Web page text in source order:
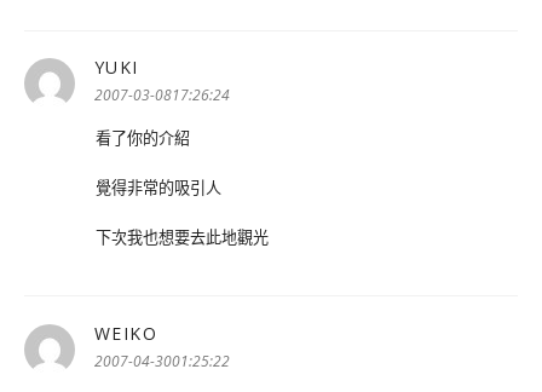
YUKI
示:
2007-03-0817:26:24
看了你的介紹
覺得非常的吸引人
下次我也想要去此地觀光
WEIKO
示:
2007-04-3001:25:22